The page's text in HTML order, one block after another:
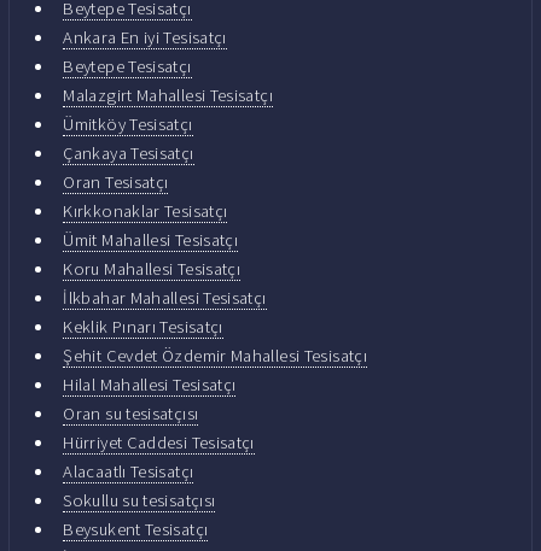
Beytepe Tesisatçı
Ankara En iyi Tesisatçı
Beytepe Tesisatçı
Malazgirt Mahallesi Tesisatçı
Ümitköy Tesisatçı
Çankaya Tesisatçı
Oran Tesisatçı
Kırkkonaklar Tesisatçı
Ümit Mahallesi Tesisatçı
Koru Mahallesi Tesisatçı
İlkbahar Mahallesi Tesisatçı
Keklik Pınarı Tesisatçı
Şehit Cevdet Özdemir Mahallesi Tesisatçı
Hilal Mahallesi Tesisatçı
Oran su tesisatçısı
Hürriyet Caddesi Tesisatçı
Alacaatlı Tesisatçı
Sokullu su tesisatçısı
Beysukent Tesisatçı